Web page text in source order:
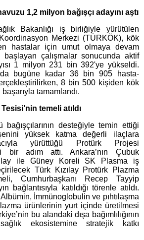
1,2 milyon bağışçı adayını aştı
Bakanlığı iş birliğiyle yürütülen
Merkezi (TÜRKÖK), kök
hastalar için umut olmaya devam
başlayan çalışmalar sonucunda aktif
1 milyon 231 bin 392'ye yükseldi.
bugüne kadar 36 bin 905 hasta-
8 bin 500 kişiden kök
tamamlandı.
temeli atıldı
bağışçılarının desteğiyle temin ettiği
yüksek katma değerli ilaçlara
yürüttüğü Protürk Projesi
bir adım attı. Ankara’nın Çubuk
ile Güney Koreli SK Plasma iş
Türk Kızılay Protürk Plazma
Cumhurbaşkanı Recep Tayyip
bağlantısıyla katıldığı törenle atıldı.
İmmünoglobulin ve pıhtılaşma
ürünlerinin yurt içinde üretilmesi
bu alandaki dışa bağımlılığının
ekosistemine stratejik katkı